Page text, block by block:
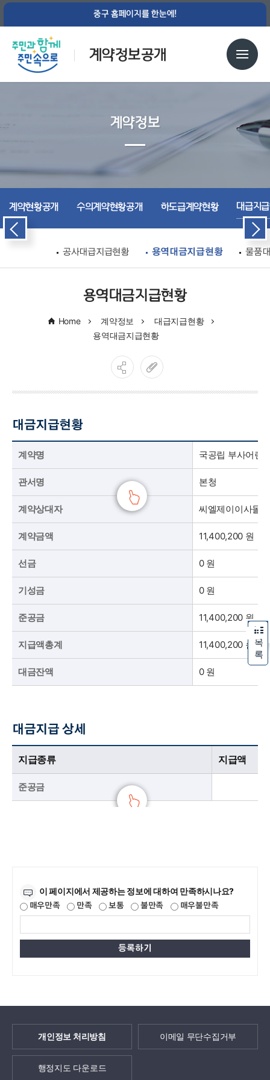
중구 홈페이지를 한눈에!
계약정보공개
계약정보
계약현황공개 수의계약현황공개 하도급계약현황 대급지
공사대급지급현황 용역대금지급현황 물품
용역대금지급현황
Home 계약정보
대급지급현황
용역대금지급현황
대금지급현황
국공립 부사어린이집 그린리모델링 이사(물품 이전 및 보관) 용역 대금지급현황 표
계약명 국공립 부사어린
관서명 본청
계약상대자 씨엘제이이사몰
계약금액 11,400,200 원
선금 0 원
기성금 0 원
준공금 11,400,200 원
지급액총계 11,400,200 원
대금잔액 0 원
대금지급 상세
국공립 부사어린이집 그린리모델링 이사(물품 이전 및 보관) 용역 대금지급 상세 표
지급종류 지급액
준공금
목
록
이 페이지에서 제공하는 정보에 대하여 만족하시나요?
매우만족 만족 보통 불만족 매우불만족
개인정보 처리방침 이메일 무단수집거부
행정지도 다운로드